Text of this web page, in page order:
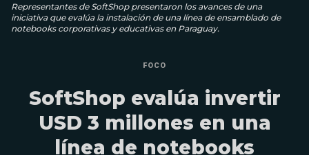
Representantes de SoftShop presentaron los avances de una
iniciativa que evalúa la instalación de una línea de ensamblado de
notebooks corporativas y educativas en Paraguay.
FOCO
SoftShop evalúa invertir
USD 3 millones en una
línea de notebooks